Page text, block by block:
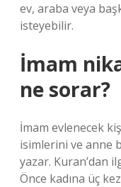
ev, araba veya
isteyebilir.
İmam
ne sorar?
İmam evlenecek
isimlerini ve anne
yazar. Kuran’dan
Önce kadına üç